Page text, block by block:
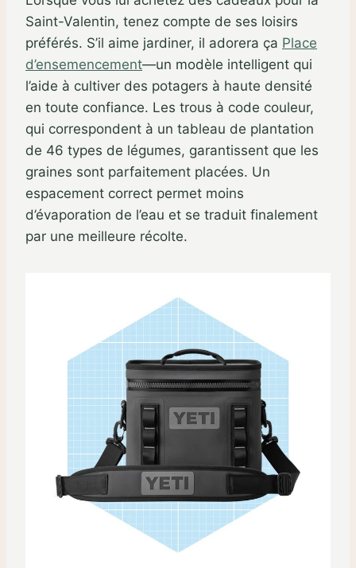
Saint-Valentin, tenez compte de ses loisirs
préférés. S’il aime jardiner, il adorera ça Place
d’ensemencement—un modèle intelligent qui
l’aide à cultiver des potagers à haute densité
en toute confiance. Les trous à code couleur,
qui correspondent à un tableau de plantation
de 46 types de légumes, garantissent que les
graines sont parfaitement placées. Un
espacement correct permet moins
d’évaporation de l’eau et se traduit finalement
par une meilleure récolte.